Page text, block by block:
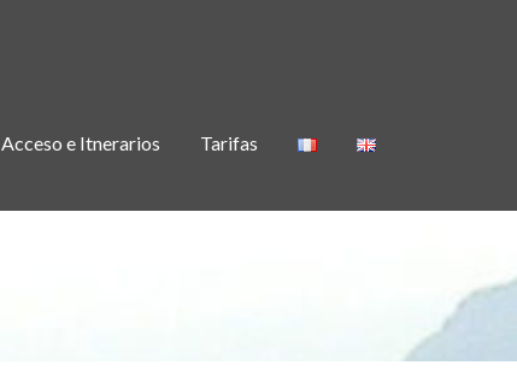
Acceso e Itnerarios Tarifas